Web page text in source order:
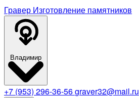
Гравер Изготовление памятников
Владимир
+7 (953) 296-36-56graver32@mail.ru